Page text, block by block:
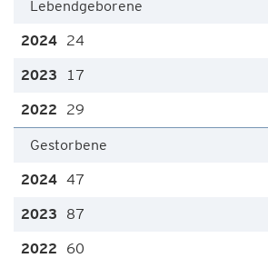
Lebendgeborene
24
17
29
Gestorbene
47
87
60